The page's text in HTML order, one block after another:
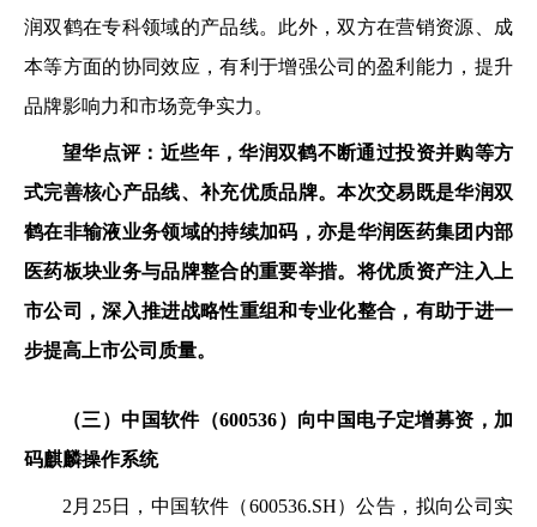
润双鹤在专科领域的产品线。此外，双方在营销资源、成
本等方面的协同效应，有利于增强公司的盈利能力，提升
品牌影响力和市场竞争实力。
望华点评：近些年，华润双鹤不断通过投资并购等方
式完善核心产品线、补充优质品牌。本次交易既是华润双
鹤在非输液业务领域的持续加码，亦是华润医药集团内部
医药板块业务与品牌整合的重要举措。将优质资产注入上
市公司，深入推进战略性重组和专业化整合，有助于进一
步提高上市公司质量。
（三）中国软件（600536）向中国电子定增募资，加
码麒麟操作系统
2月25日，中国软件（600536.SH）公告，拟向公司实